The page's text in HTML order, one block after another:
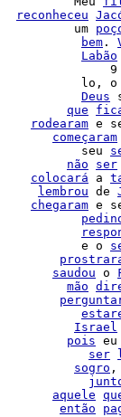
reconheceu
|          um
bem .
Labão
|               9
|           lo, o
Deus
que
rodearam e
começaram
|           seu
não ser
colocará a
lembrou de
chegaram e
|           e o
saudou o
mão
Israel
pois eu
ser
sogro ,
aquele
então